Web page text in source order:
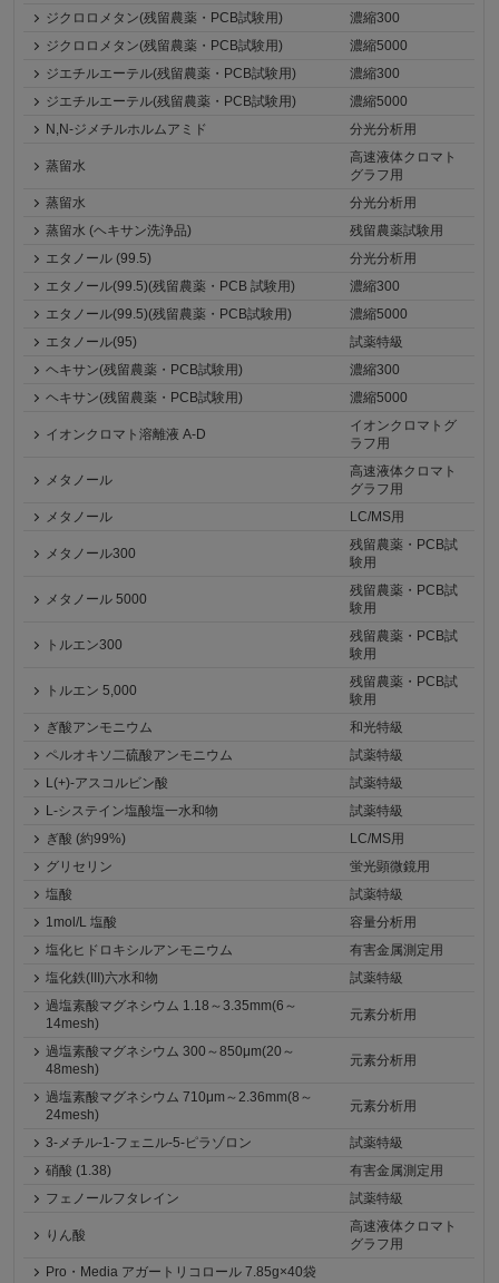
ジクロロメタン(残留農薬・PCB試験用)
濃縮300
ジクロロメタン(残留農薬・PCB試験用)
濃縮5000
ジエチルエーテル(残留農薬・PCB試験用)
濃縮300
ジエチルエーテル(残留農薬・PCB試験用)
濃縮5000
N,N-ジメチルホルムアミド
分光分析用
蒸留水
高速液体クロマト
グラフ用
蒸留水
分光分析用
蒸留水 (ヘキサン洗浄品)
残留農薬試験用
エタノール (99.5)
分光分析用
エタノール(99.5)(残留農薬・PCB 試験用)
濃縮300
エタノール(99.5)(残留農薬・PCB試験用)
濃縮5000
エタノール(95)
試薬特級
ヘキサン(残留農薬・PCB試験用)
濃縮300
ヘキサン(残留農薬・PCB試験用)
濃縮5000
イオンクロマト溶離液 A-D
イオンクロマトグ
ラフ用
メタノール
高速液体クロマト
グラフ用
メタノール
LC/MS用
メタノール300
残留農薬・PCB試
験用
メタノール 5000
残留農薬・PCB試
験用
トルエン300
残留農薬・PCB試
験用
トルエン 5,000
残留農薬・PCB試
験用
ぎ酸アンモニウム
和光特級
ペルオキソ二硫酸アンモニウム
試薬特級
L(+)-アスコルビン酸
試薬特級
L-システイン塩酸塩一水和物
試薬特級
ぎ酸 (約99%)
LC/MS用
グリセリン
蛍光顕微鏡用
塩酸
試薬特級
1mol/L 塩酸
容量分析用
塩化ヒドロキシルアンモニウム
有害金属測定用
塩化鉄(III)六水和物
試薬特級
過塩素酸マグネシウム 1.18～3.35mm(6～
14mesh)
元素分析用
過塩素酸マグネシウム 300～850μm(20～
48mesh)
元素分析用
過塩素酸マグネシウム 710μm～2.36mm(8～
24mesh)
元素分析用
3-メチル-1-フェニル-5-ピラゾロン
試薬特級
硝酸 (1.38)
有害金属測定用
フェノールフタレイン
試薬特級
りん酸
高速液体クロマト
グラフ用
Pro・Media アガートリコロール 7.85g×40袋